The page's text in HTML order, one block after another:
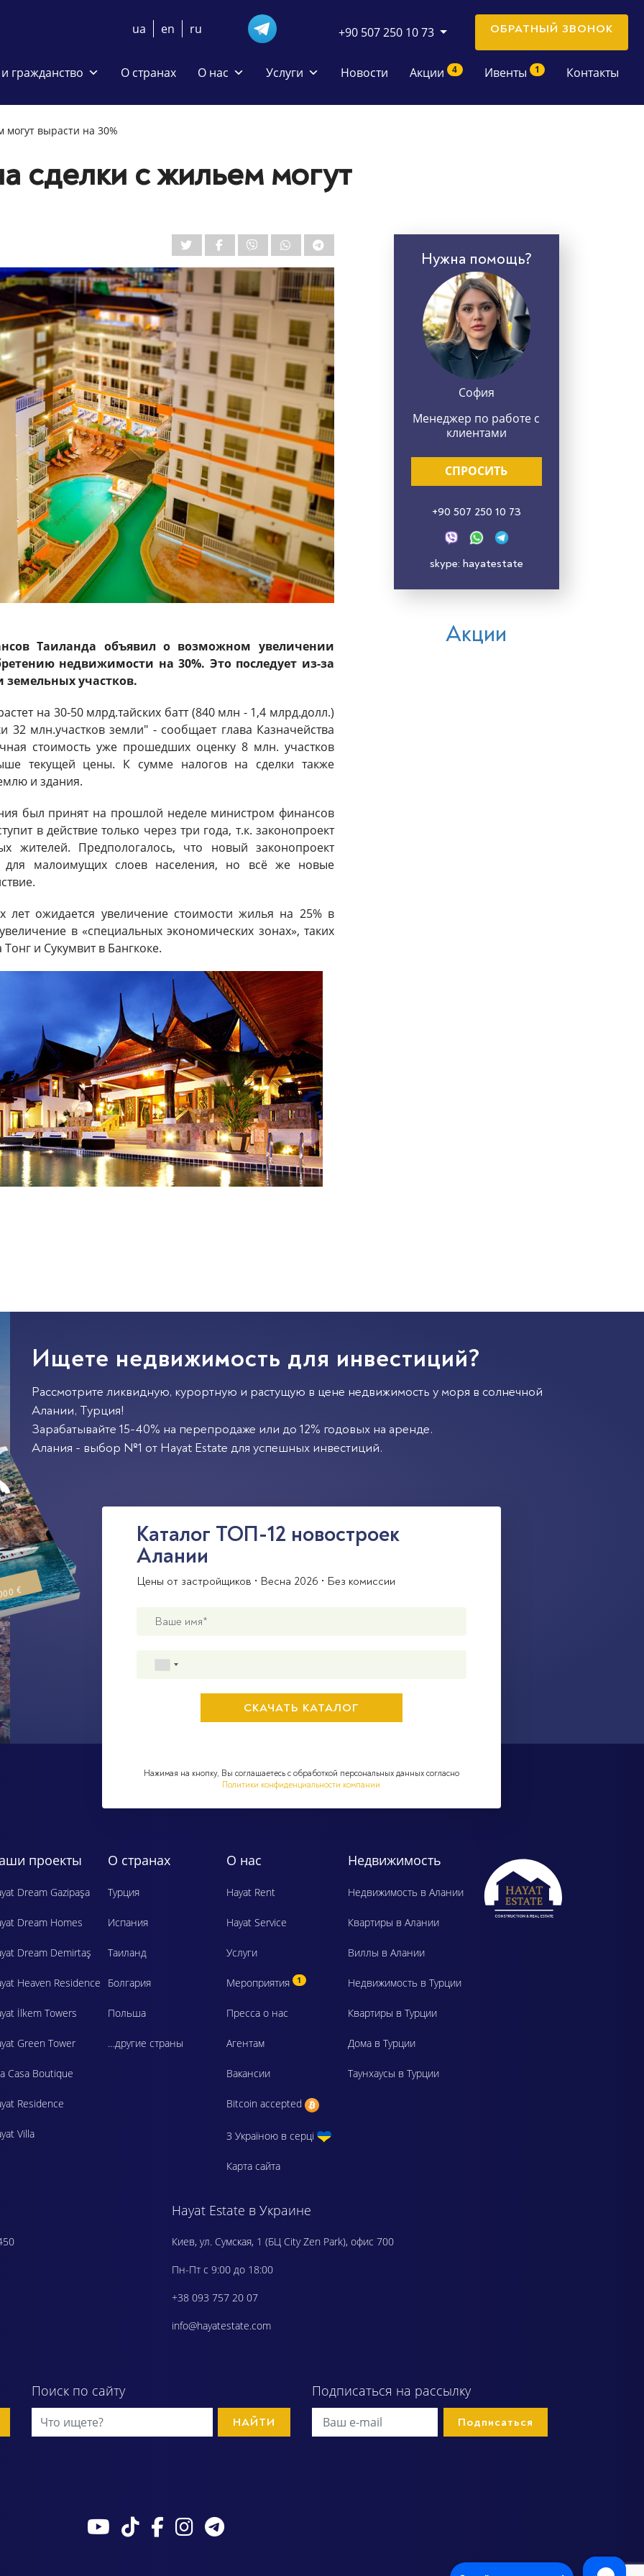
ua en ru +90 507 250 10 73 ОБРАТНЫЙ ЗВОНОК
гражданство О странах О нас Услуги Новости Акции 4 Ивенты 1 Контакты
могут вырасти на 30%
сделки с жильем могут
Таиланда объявил о возможном увеличении
недвижимости на 30%. Это последует из-за
земельных участков.
на 30-50 млрд.тайских батт (840 млн - 1,4 млрд.долл.)
32 млн.участков земли" - сообщает глава Казначейства
стоимость уже прошедших оценку 8 млн. участков
текущей цены. К сумме налогов на сделки также
и здания.
был принят на прошлой неделе министром финансов
в действие только через три года, т.к. законопроект
жителей. Предпологалось, что новый законопроект
для малоимущих слоев населения, но всё же новые
лет ожидается увеличение стоимости жилья на 25% в
в «специальных экономических зонах», таких
и Сукумвит в Бангкоке.
Нужна помощь?
София
Менеджер по работе с
клиентами
СПРОСИТЬ
+90 507 250 10 73
skype: hayatestate
Акции
Ищете недвижимость для инвестиций?
Рассмотрите ликвидную, курортную и растущую в цене недвижимость у моря в солнечной
Алании, Турция!
Зарабатывайте 15-40% на перепродаже или до 12% годовых на аренде.
Алания - выбор №1 от Hayat Estate для успешных инвестиций.
Каталог ТОП-12 новостроек
Алании
Цены от застройщиков • Весна 2026 • Без комиссии
Нажимая на кнопку, Вы соглашаетесь с обработкой персональных данных согласно
Политики конфиденциальности компании
€
проекты
Dream Gazipaşa
Dream Homes
Dream Demirtaş
Heaven Residence
İlkem Towers
Green Tower
Casa Boutique
Residence
Villa
О странах
Турция
Испания
Таиланд
Болгария
Польша
…другие страны
О нас
Hayat Rent
Hayat Service
Услуги
Мероприятия 1
Пресса о нас
Агентам
Вакансии
Bitcoin accepted
З Україною в серці
Карта сайта
Недвижимость
Недвижимость в Алании
Квартиры в Алании
Виллы в Алании
Недвижимость в Турции
Квартиры в Турции
Дома в Турции
Таунхаусы в Турции
Hayat Estate в Украине
Киев, ул. Сумская, 1 (БЦ City Zen Park), офис 700
Пн-Пт с 9:00 до 18:00
+38 093 757 20 07
info@hayatestate.com
Поиск по сайту
НАЙТИ
Подписаться на рассылку